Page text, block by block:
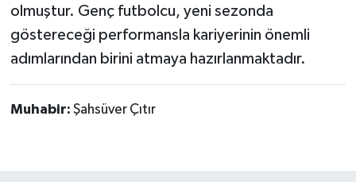
olmuştur. Genç futbolcu, yeni sezonda
göstereceği performansla kariyerinin önemli
adımlarından birini atmaya hazırlanmaktadır.
Muhabir: Şahsüver Çıtır